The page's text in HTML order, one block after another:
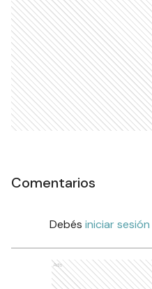
Comentarios
Debés iniciar sesión
Ads